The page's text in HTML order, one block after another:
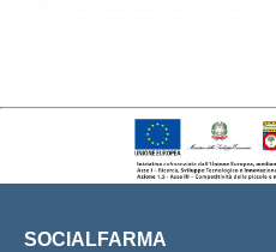
SOCIALFARMA